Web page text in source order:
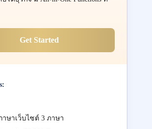
Get Started
าษาเว็บไซต์ 3 ภาษา